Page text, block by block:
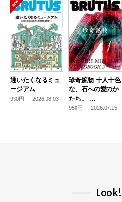
通いたくなるミュ
ージアム
930円 — 2026.08.03
珍奇鉱物 十人十色
な、石への愛のか
たち。 …
950円 — 2026.07.15
Look!